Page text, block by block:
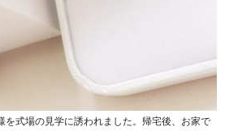
を式場の見学に誘われました。帰宅後、お家で